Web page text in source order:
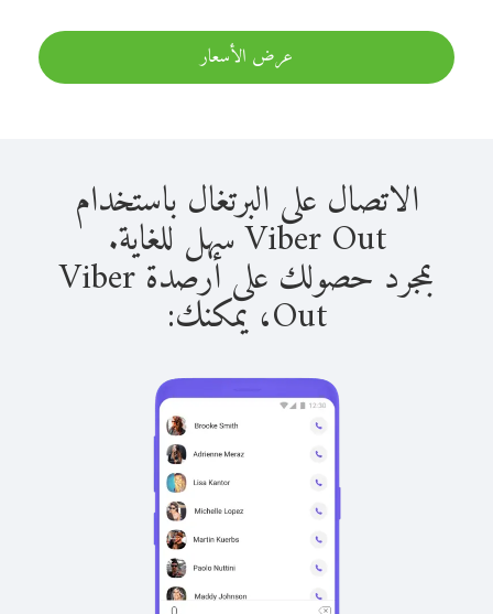
عرض الأسعار
الاتصال على البرتغال باستخدام
Viber Out سهل للغاية.
بمجرد حصولك على أرصدة Viber
Out، يمكنك: